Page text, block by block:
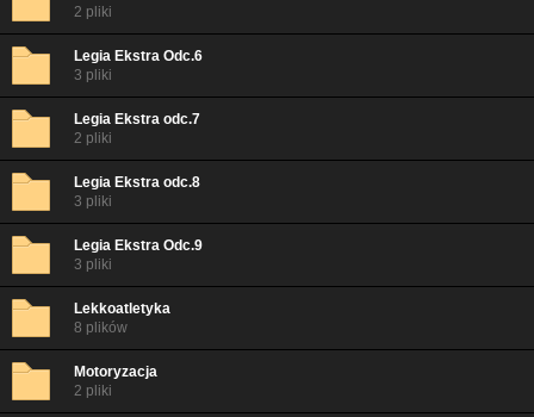
2 pliki
Legia Ekstra Odc.6
3 pliki
Legia Ekstra odc.7
2 pliki
Legia Ekstra odc.8
3 pliki
Legia Ekstra Odc.9
3 pliki
Lekkoatletyka
8 plików
Motoryzacja
2 pliki